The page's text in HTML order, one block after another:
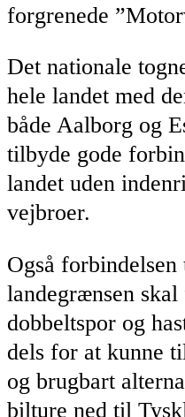
forgrenede
Det nationale
hele landet med
både Aalborg og
tilbyde gode
landet uden
vejbroer.
Også
landegrænsen
dobbeltspor og
dels for at kunne
og brugbart
bilture ned til